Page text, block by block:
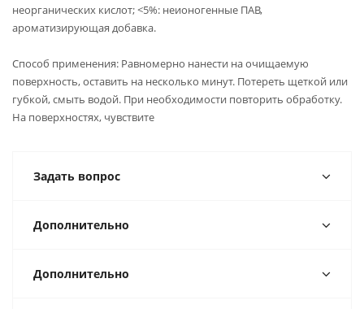
неорганических кислот; <5%: неионогенные ПАВ,
ароматизирующая добавка.
Способ применения: Равномерно нанести на очищаемую
поверхность, оставить на несколько минут. Потереть щеткой или
губкой, смыть водой. При необходимости повторить обработку.
На поверхностях, чувствите
Задать вопрос
Дополнительно
Дополнительно